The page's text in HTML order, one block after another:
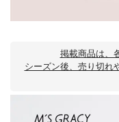
掲載商品は、
シーズン後、売り切れ